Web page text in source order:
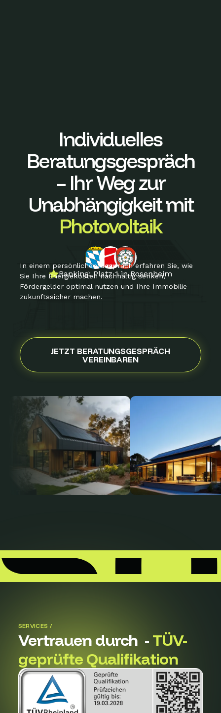
Individuelles
Beratungsgespräch
– Ihr Weg zur
Unabhängigkeit mit
Photovoltaik
In einem persönlichen Gespräch erfahren Sie, wie
Sie Ihre Energiekosten nachhaltig senken,
Fördergelder optimal nutzen und Ihre Immobilie
zukunftssicher machen.
Ranking: Platz 1 in Rosenheim
JETZT BERATUNGSGESPRÄCH
VEREINBAREN
SERVICES /
Vertrauen durch - TÜV-
geprüfte Qualifikation